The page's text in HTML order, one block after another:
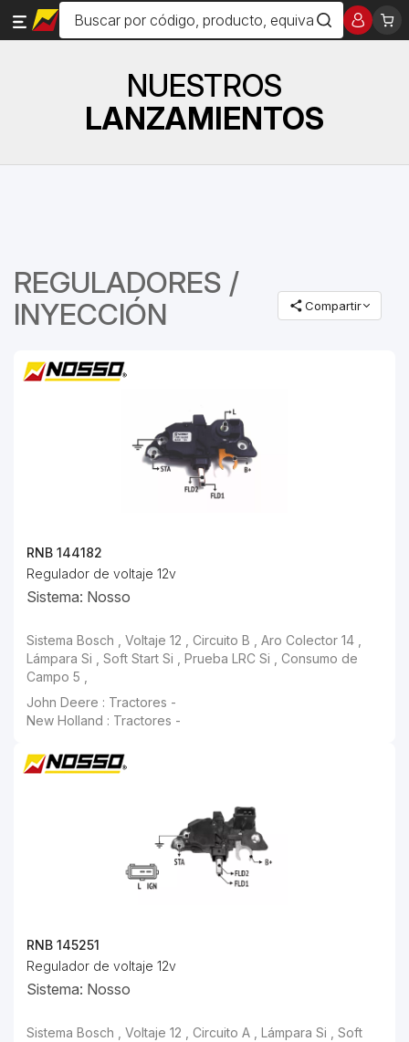
NUESTROS
LANZAMIENTOS
REGULADORES /
INYECCIÓN
Compartir
RNB 144182
Regulador de voltaje 12v
Sistema: Nosso
Sistema Bosch , Voltaje 12 , Circuito B , Aro Colector 14 ,
Lámpara Si , Soft Start Si , Prueba LRC Si , Consumo de
Campo 5 ,
John Deere : Tractores -
New Holland : Tractores -
RNB 145251
Regulador de voltaje 12v
Sistema: Nosso
Sistema Bosch , Voltaje 12 , Circuito A , Lámpara Si , Soft